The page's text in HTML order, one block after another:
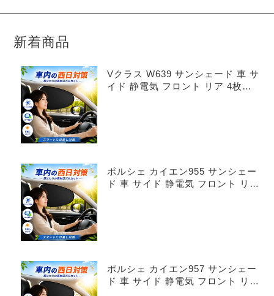
新着商品
Vクラス W639 サンシェード 車 サ
イド 静電気 フロント リア 4枚セ
ポルシェ カイエン955 サンシェー
ド 車 サイド 静電気 フロント リア
ポルシェ カイエン957 サンシェー
ド 車 サイド 静電気 フロント リア